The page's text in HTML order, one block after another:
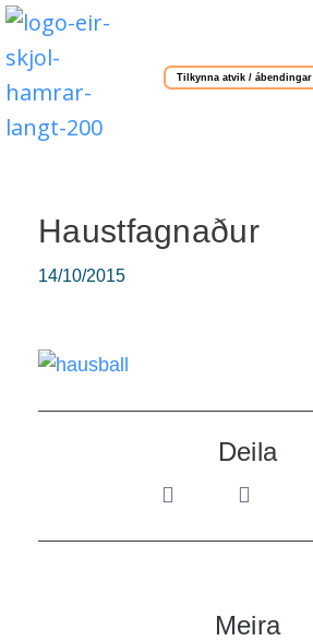
Tilkynna atvik / ábendingar
Haustfagnaður
14/10/2015
Deila
Meira